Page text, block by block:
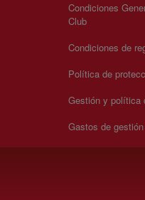
Condiciones
Club
Condiciones de
Política de
Gestión y política
Gastos de